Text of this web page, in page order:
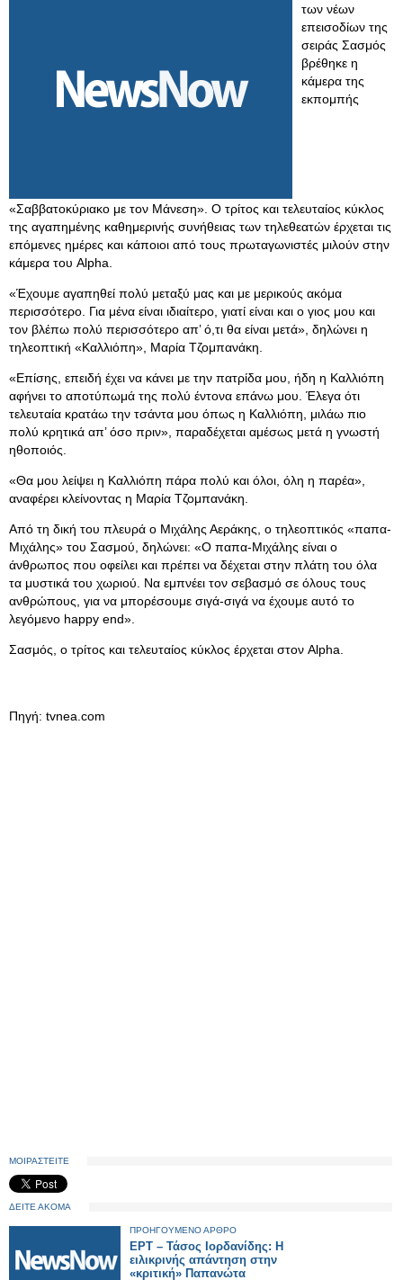
των νέων
επεισοδίων της
σειράς Σασμός
βρέθηκε η
κάμερα της
εκπομπής
«Σαββατοκύριακο με τον Μάνεση». Ο τρίτος και τελευταίος κύκλος
της αγαπημένης καθημερινής συνήθειας των τηλεθεατών έρχεται τις
επόμενες ημέρες και κάποιοι από τους πρωταγωνιστές μιλούν στην
κάμερα του Alpha.
«Έχουμε αγαπηθεί πολύ μεταξύ μας και με μερικούς ακόμα
περισσότερο. Για μένα είναι ιδιαίτερο, γιατί είναι και ο γιος μου και
τον βλέπω πολύ περισσότερο απ’ ό,τι θα είναι μετά», δηλώνει η
τηλεοπτική «Καλλιόπη», Μαρία Τζομπανάκη.
«Επίσης, επειδή έχει να κάνει με την πατρίδα μου, ήδη η Καλλιόπη
αφήνει το αποτύπωμά της πολύ έντονα επάνω μου. Έλεγα ότι
τελευταία κρατάω την τσάντα μου όπως η Καλλιόπη, μιλάω πιο
πολύ κρητικά απ’ όσο πριν», παραδέχεται αμέσως μετά η γνωστή
ηθοποιός.
«Θα μου λείψει η Καλλιόπη πάρα πολύ και όλοι, όλη η παρέα»,
αναφέρει κλείνοντας η Μαρία Τζομπανάκη.
Από τη δική του πλευρά ο Μιχάλης Αεράκης, ο τηλεοπτικός «παπα-
Μιχάλης» του Σασμού, δηλώνει: «Ο παπα-Μιχάλης είναι ο
άνθρωπος που οφείλει και πρέπει να δέχεται στην πλάτη του όλα
τα μυστικά του χωριού. Να εμπνέει τον σεβασμό σε όλους τους
ανθρώπους, για να μπορέσουμε σιγά-σιγά να έχουμε αυτό το
λεγόμενο happy end».
Σασμός, ο τρίτος και τελευταίος κύκλος έρχεται στον Alpha.
Πηγή: tvnea.com
ΜΟΙΡΑΣΤΕΙΤΕ
ΔΕΙΤΕ ΑΚΟΜΑ
ΠΡΟΗΓΟΥΜΕΝΟ ΑΡΘΡΟ
ΕΡΤ – Τάσος Ιορδανίδης: Η
ειλικρινής απάντηση στην
«κριτική» Παπανώτα